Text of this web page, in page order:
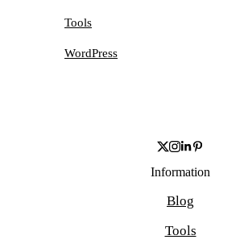
Tools
WordPress
Information
Blog
Tools